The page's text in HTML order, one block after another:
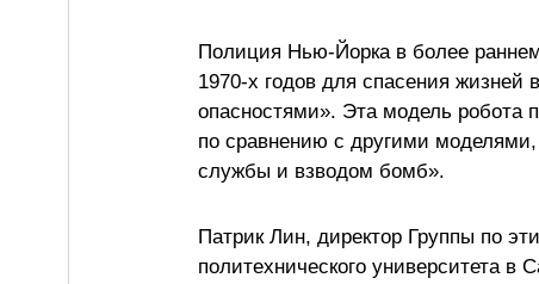
Полиция Нью-Йорка в более
1970-х годов для спасения жизней
опасностями». Эта модель робота
по сравнению с другими
службы и взводом бомб».
Патрик Лин, директор Группы по
политехнического университета в